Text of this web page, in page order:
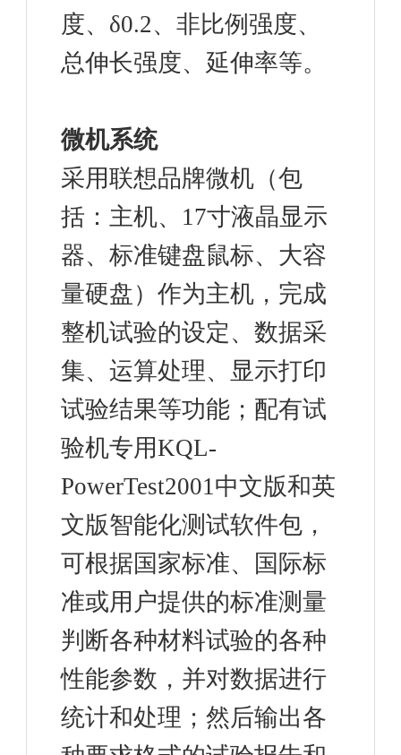
度、δ0.2、非比例强度、
总伸长强度、延伸率等。
微机系统
采用联想品牌微机（包
括：主机、17寸液晶显示
器、标准键盘鼠标、大容
量硬盘）作为主机，完成
整机试验的设定、数据采
集、运算处理、显示打印
试验结果等功能；配有试
验机专用KQL-
PowerTest2001中文版和英
文版智能化测试软件包，
可根据国家标准、国际标
准或用户提供的标准测量
判断各种材料试验的各种
性能参数，并对数据进行
统计和处理；然后输出各